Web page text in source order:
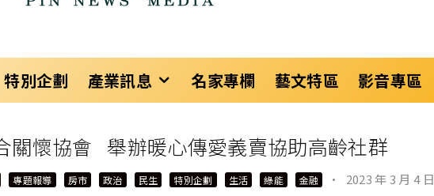
特別企劃 產業訊息 名家專欄 藝文特區 影音專區
關懷協會 舉辦暖心傳愛義賣協助高齡社群
專題報導 房市 政治 民生 特別企劃 生活 綠能 金融 · 2023 年 3 月 4 日